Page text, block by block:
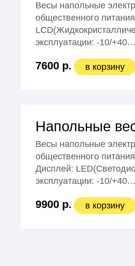
Весы напольные
общественного
эксплуатации: -10/+40…
7600 р. в корзину
Напольные
Весы напольные
общественного
Дисплей:
эксплуатации: -10/+40…
9900 р. в корзину